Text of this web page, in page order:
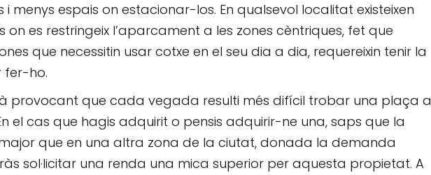
i menys espais on estacionar-los. En qualsevol localitat existeixen
on es restringeix l’aparcament a les zones cèntriques, fet que
que necessitin usar cotxe en el seu dia a dia, requereixin tenir la
fer-ho.
provocant que cada vegada resulti més difícil trobar una plaça a
el cas que hagis adquirit o pensis adquirir-ne una, saps que la
que en una altra zona de la ciutat, donada la demanda
sol·licitar una renda una mica superior per aquesta propietat. A